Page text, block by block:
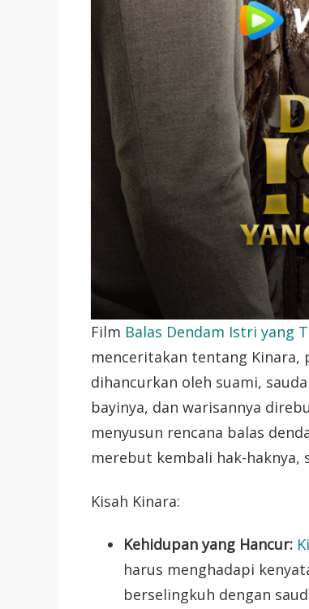
Film Balas Dendam Istri yang
menceritakan tentang Kinara,
dihancurkan oleh suami,
bayinya, dan warisannya
menyusun rencana balas
merebut kembali hak-haknya,
Kisah Kinara:
Kehidupan yang Hancur:
harus menghadapi
berselingkuh dengan